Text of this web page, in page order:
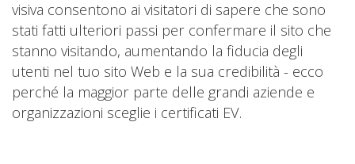
visiva consentono ai visitatori di sapere che sono
stati fatti ulteriori passi per confermare il sito che
stanno visitando, aumentando la fiducia degli
utenti nel tuo sito Web e la sua credibilità - ecco
perché la maggior parte delle grandi aziende e
organizzazioni sceglie i certificati EV.